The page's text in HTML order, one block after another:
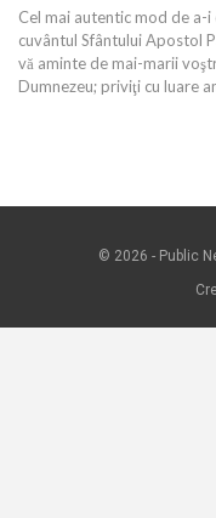
Cel mai autentic mod de a-
cuvântul Sfântului Apostol
vă aminte de mai-marii
Dumnezeu; priviţi cu luare
© 2026 - Public